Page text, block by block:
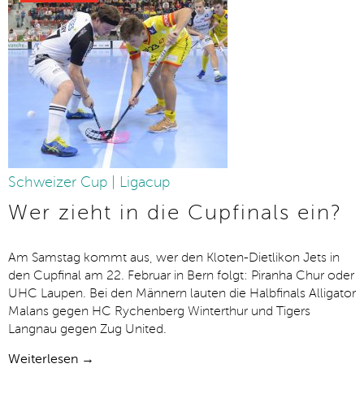
Schweizer Cup | Ligacup
Wer zieht in die Cupfinals ein?
Am Samstag kommt aus, wer den Kloten-Dietlikon Jets in
den Cupfinal am 22. Februar in Bern folgt: Piranha Chur oder
UHC Laupen. Bei den Männern lauten die Halbfinals Alligator
Malans gegen HC Rychenberg Winterthur und Tigers
Langnau gegen Zug United.
Weiterlesen →